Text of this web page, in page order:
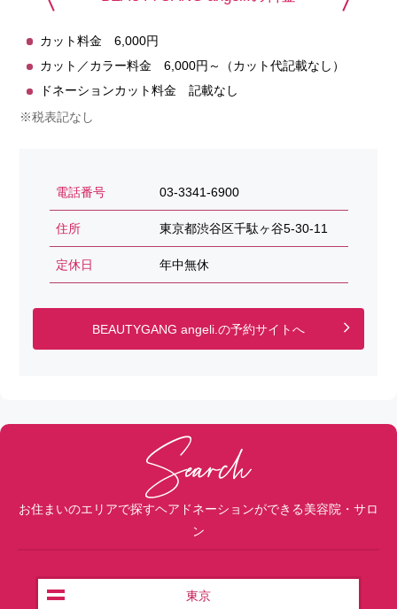
カット料金 6,000円
カット／カラー料金 6,000円～（カット代記載なし）
ドネーションカット料金 記載なし
※税表記なし
電話番号 03-3341-6900
住所 東京都渋谷区千駄ヶ谷5-30-11
定休日 年中無休
BEAUTYGANG angeli.の予約サイトへ
お住まいのエリアで探すヘアドネーションができる美容院・サロ
ン
東京